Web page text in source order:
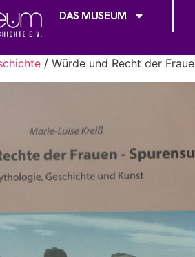
DAS MUSEUM
/ Würde und Recht der